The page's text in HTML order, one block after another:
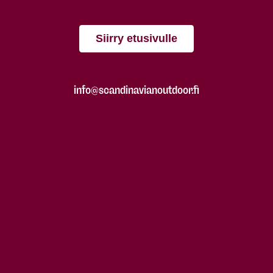
Siirry etusivulle
info@scandinavianoutdoor.fi